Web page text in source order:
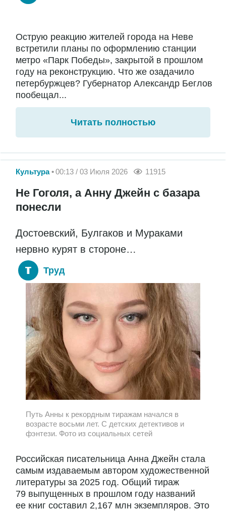
Острую реакцию жителей города на Неве
встретили планы по оформлению станции
метро «Парк Победы», закрытой в прошлом
году на реконструкцию. Что же озадачило
петербуржцев? Губернатор Александр Беглов
пообещал...
Читать полностью
Культура 00:13 / 03 Июля 2026 11915
Не Гоголя, а Анну Джейн с базара
понесли
Достоевский, Булгаков и Мураками
нервно курят в стороне…
Труд
Путь Анны к рекордным тиражам начался в
возрасте восьми лет. С детских детективов и
фэнтези. Фото из социальных сетей
Российская писательница Анна Джейн стала
самым издаваемым автором художественной
литературы за 2025 год. Общий тираж
79 выпущенных в прошлом году названий
ее книг составил 2,167 млн экземпляров. Это